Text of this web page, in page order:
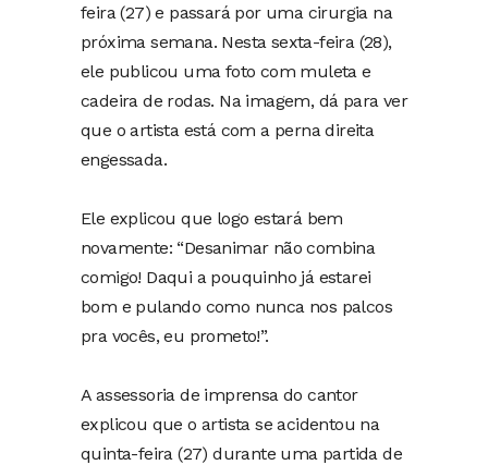
feira (27) e passará por uma cirurgia na
próxima semana. Nesta sexta-feira (28),
ele publicou uma foto com muleta e
cadeira de rodas. Na imagem, dá para ver
que o artista está com a perna direita
engessada.
Ele explicou que logo estará bem
novamente: “Desanimar não combina
comigo! Daqui a pouquinho já estarei
bom e pulando como nunca nos palcos
pra vocês, eu prometo!”.
A assessoria de imprensa do cantor
explicou que o artista se acidentou na
quinta-feira (27) durante uma partida de